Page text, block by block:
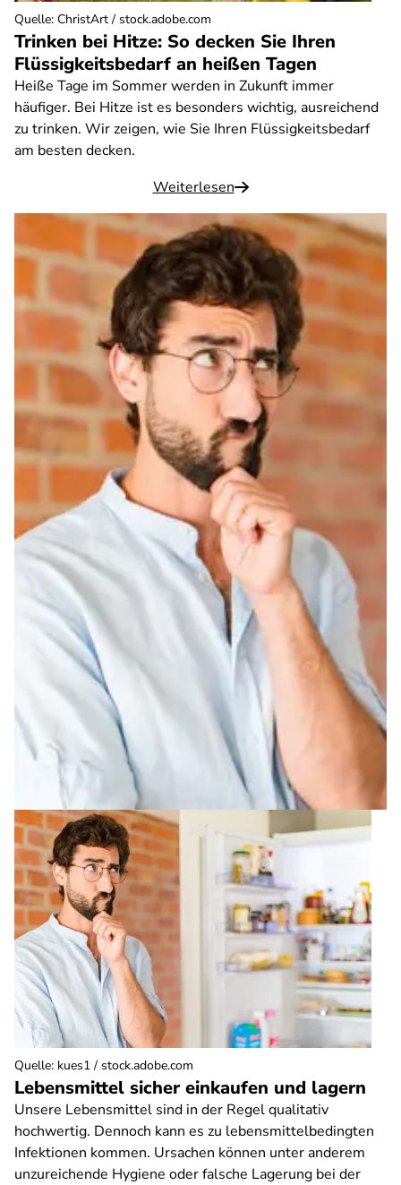
Trinken bei Hitze: So decken Sie Ihren
Flüssigkeitsbedarf an heißen Tagen
Heiße Tage im Sommer werden in Zukunft immer
häufiger. Bei Hitze ist es besonders wichtig, ausreichend
zu trinken. Wir zeigen, wie Sie Ihren Flüssigkeitsbedarf
am besten decken.
Weiterlesen
Quelle: ChristArt / stock.adobe.com
Lebensmittel sicher einkaufen und lagern
Unsere Lebensmittel sind in der Regel qualitativ
hochwertig. Dennoch kann es zu lebensmittelbedingten
Infektionen kommen. Ursachen können unter anderem
unzureichende Hygiene oder falsche Lagerung bei der
Quelle: kues1 / stock.adobe.com